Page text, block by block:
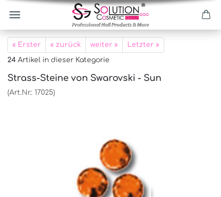
« Erster « zurück weiter » Letzter »
24 Artikel in dieser Kategorie
Strass-Steine von Swarovski - Sun
(Art.Nr.: 17025)